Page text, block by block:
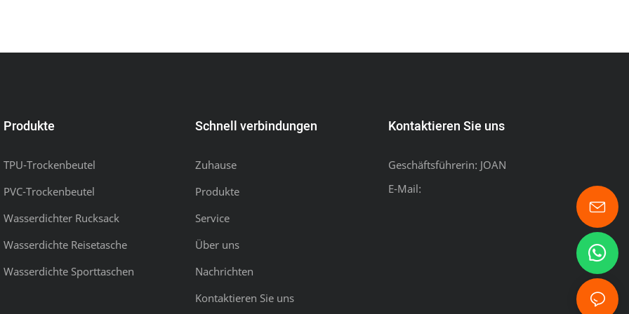
Produkte
TPU-Trockenbeutel
PVC-Trockenbeutel
Wasserdichter Rucksack
Wasserdichte Reisetasche
Wasserdichte Sporttaschen
Schnell verbindungen
Zuhause
Produkte
Service
Über uns
Nachrichten
Kontaktieren Sie uns
Kontaktieren Sie uns
Geschäftsführerin: JOAN
E-Mail: